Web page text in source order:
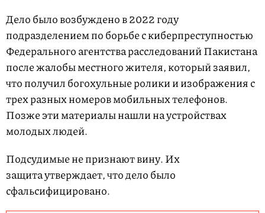
Дело было возбуждено в 2022 году
подразделением по борьбе с киберпреступностью
Федерального агентства расследований Пакистана
после жалобы местного жителя, который заявил,
что получил богохульные ролики и изображения с
трех разных номеров мобильных телефонов.
Позже эти материалы нашли на устройствах
молодых людей.
Подсудимые не признают вину. Их
защита утверждает, что дело было
сфальсифицировано.